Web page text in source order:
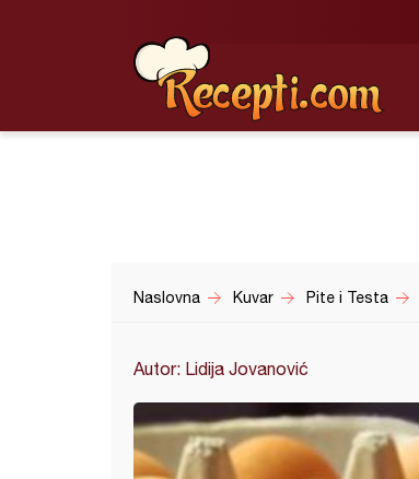
Naslovna Kuvar Pite i Testa
Autor: Lidija Jovanović